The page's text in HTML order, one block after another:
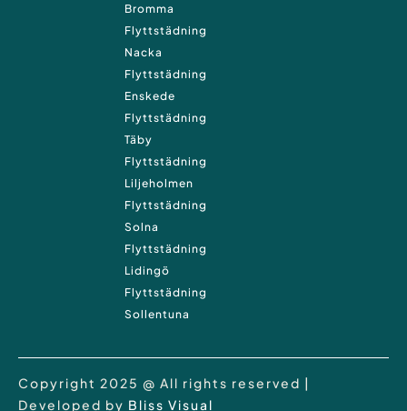
Bromma
Flyttstädning
Nacka
Flyttstädning
Enskede
Flyttstädning
Täby
Flyttstädning
Liljeholmen
Flyttstädning
Solna
Flyttstädning
Lidingö
Flyttstädning
Sollentuna
Copyright 2025 @ All rights reserved |
Developed by Bliss Visual